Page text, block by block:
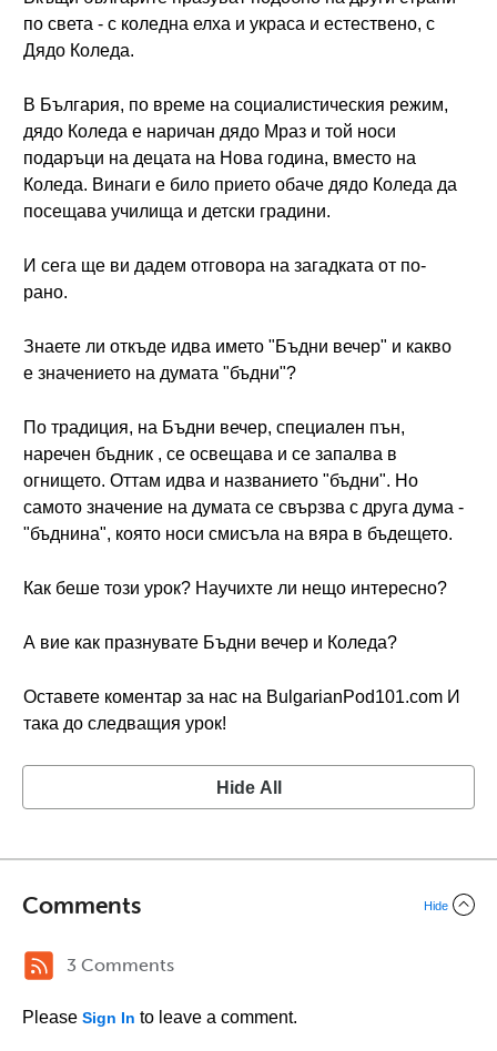
по света - с коледна елха и украса и естествено, с
Дядо Коледа.
В България, по време на социалистическия режим,
дядо Коледа е наричан дядо Мраз и той носи
подаръци на децата на Нова година, вместо на
Коледа. Винаги е било прието обаче дядо Коледа да
посещава училища и детски градини.
И сега ще ви дадем отговора на загадката от по-
рано.
Знаете ли откъде идва името "Бъдни вечер" и какво
е значението на думата "бъдни"?
По традиция, на Бъдни вечер, специален пън,
наречен бъдник , се освещава и се запалва в
огнището. Оттам идва и названието "бъдни". Но
самото значение на думата се свързва с друга дума -
"бъднина", която носи смисъла на вяра в бъдещето.
Как беше този урок? Научихте ли нещо интересно?
А вие как празнувате Бъдни вечер и Коледа?
Оставете коментар за нас на BulgarianPod101.com И
така до следващия урок!
Hide All
Comments Hide
3 Comments
Please Sign In to leave a comment.